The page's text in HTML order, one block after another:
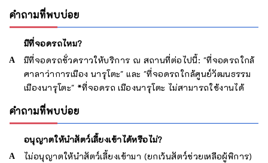
คำถามที่พบบ่อย
มีที่จอดรถไหม?
มีที่จอดรถชั่วคราวให้บริการ ณ สถานที่ต่อไปนี้: "ที่จอดรถใกล้
ศาลาว่าการเมือง นารุโตะ" และ "ที่จอดรถใกล้ศูนย์วัฒนธรรม
เมืองนารุโตะ" *ที่จอดรถ เมืองนารุโตะ ไม่สามารถใช้งานได้
คำถามที่พบบ่อย
อนุญาตให้นำสัตว์เลี้ยงเข้าได้หรือไม่?
ไม่อนุญาตให้นำสัตว์เลี้ยงเข้ามา (ยกเว้นสัตว์ช่วยเหลือผู้พิการ)